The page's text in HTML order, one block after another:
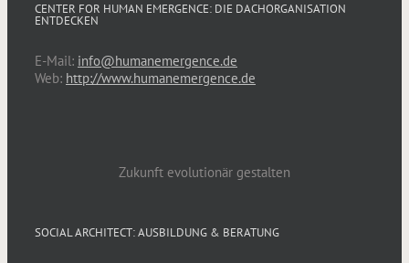
CENTER FOR HUMAN EMERGENCE: DIE DACHORGANISATION
ENTDECKEN
E-Mail: info@humanemergence.de
Web: http://www.humanemergence.de
Zukunft evolutionär gestalten
SOCIAL ARCHITECT: AUSBILDUNG & BERATUNG